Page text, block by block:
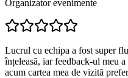
Organizator evenimente
Lucrul cu echipa a fost super
înțeleasă, iar feedback-ul meu
acum cartea mea de vizită